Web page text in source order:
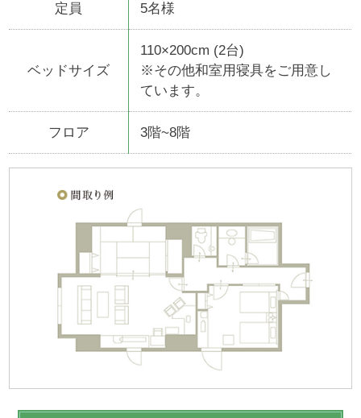
定員 5名様
ベッドサイズ
110×200cm (2台)
※その他和室用寝具をご用意し
ています。
フロア 3階~8階